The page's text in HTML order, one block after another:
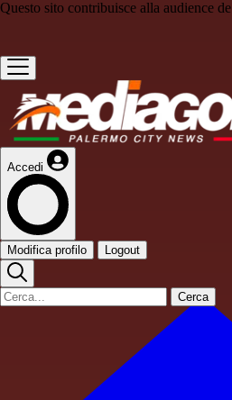
Questo sito contribuisce alla audience de
Accedi
Modifica profilo Logout
Cerca